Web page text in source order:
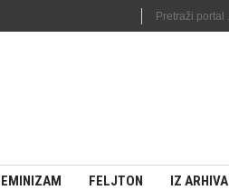
FELJTON IZ ARHIVA